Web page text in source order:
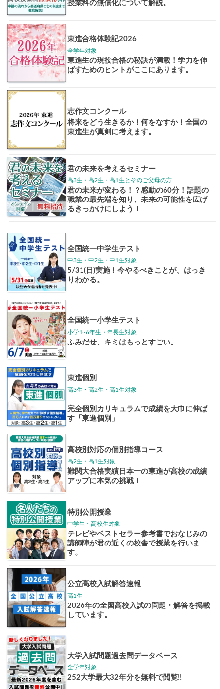
Pick up!
大学案内
講座
東大特進
イベントほか
志作文コンクール
情報